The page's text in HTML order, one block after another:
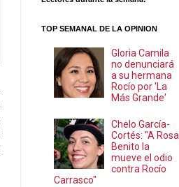
TOP SEMANAL DE LA OPINION
Gloria Camila
no denunciará
a su hermana
Rocío por 'La
Más Grande'
Chelo García-
Cortés: "A Rosa
Benito la
mueve el odio
contra Rocío
Carrasco"